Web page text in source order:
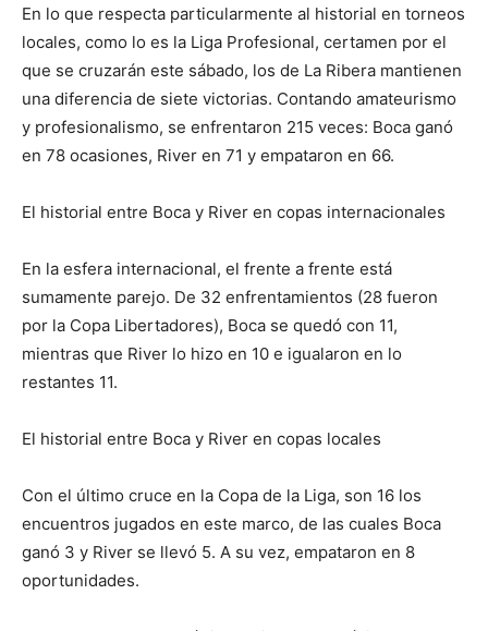
En lo que respecta particularmente al historial en torneos
locales, como lo es la Liga Profesional, certamen por el
que se cruzarán este sábado, los de La Ribera mantienen
una diferencia de siete victorias. Contando amateurismo
y profesionalismo, se enfrentaron 215 veces: Boca ganó
en 78 ocasiones, River en 71 y empataron en 66.
El historial entre Boca y River en copas internacionales
En la esfera internacional, el frente a frente está
sumamente parejo. De 32 enfrentamientos (28 fueron
por la Copa Libertadores), Boca se quedó con 11,
mientras que River lo hizo en 10 e igualaron en lo
restantes 11.
El historial entre Boca y River en copas locales
Con el último cruce en la Copa de la Liga, son 16 los
encuentros jugados en este marco, de las cuales Boca
ganó 3 y River se llevó 5. A su vez, empataron en 8
oportunidades.